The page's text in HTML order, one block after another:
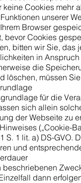
Cookies mehr
unserer
Browser
Cookies
bitten wir Sie, das
in Anspruch
die
löschen, müssen
für die
sich allein
der Webseite zu
(„Cookie-
1 lit. a) DS-GVO.
und
dann